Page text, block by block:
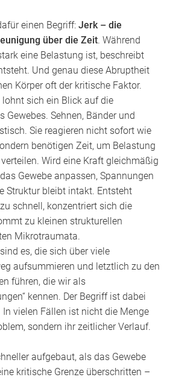
einen Begriff: Jerk – die
über die Zeit. Während
eine Belastung ist, beschreibt
Und genau diese Abruptheit
Körper oft der kritische Faktor.
lohnt sich ein Blick auf die
Gewebes. Sehnen, Bänder und
Sie reagieren nicht sofort wie
benötigen Zeit, um Belastung
Wird eine Kraft gleichmäßig
Gewebe anpassen, Spannungen
Struktur bleibt intakt. Entsteht
schnell, konzentriert sich die
zu kleinen strukturellen
Mikrotraumata.
es, die sich über viele
aufsummieren und letztlich zu den
führen, die wir als
kennen. Der Begriff ist dabei
vielen Fällen ist nicht die Menge
sondern ihr zeitlicher Verlauf.
aufgebaut, als das Gewebe
kritische Grenze überschritten –